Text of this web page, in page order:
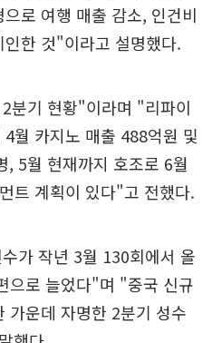
로 여행 매출 감소, 인건비
한 것"이라고 설명했다.
분기 현황"이라며 "리파이
월 카지노 매출 488억원 및
5월 현재까지 호조로 6월
트 계획이 있다"고 전했다.
가 작년 3월 130회에서 올
으로 늘었다"며 "중국 신규
가운데 자명한 2분기 성수